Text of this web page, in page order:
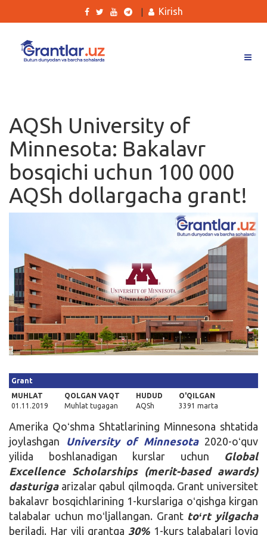
Ishlar
Kurslar
Blog
Yana
Qidirish
Kirish
Kirish
AQSh University of
Minnesota: Bakalavr
bosqichi uchun 100 000
AQSh dollargacha grant!
Grant
MUHLAT
01.11.2019
QOLGAN VAQT
Muhlat tugagan
HUDUD
AQSh
O'QILGAN
3391 marta
Amerika Qoʻshma Shtatlarining Minnesona shtatida
joylashgan
University of Minnesota2020-oʻquv
yilida boshlanadigan kurslar uchun Global
Excellence Scholarships (merit-based awards)
dasturigaarizalar qabul qilmoqda. Grant universitet
bakalavr bosqichlarining 1-kurslariga oʻqishga kirgan
talabalar uchun moʻljallangan. Grant toʻrt yilgacha
beriladi. Har yili grantga 30% 1-kurs talabalari loyiq